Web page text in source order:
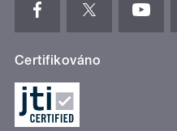
Certifikováno